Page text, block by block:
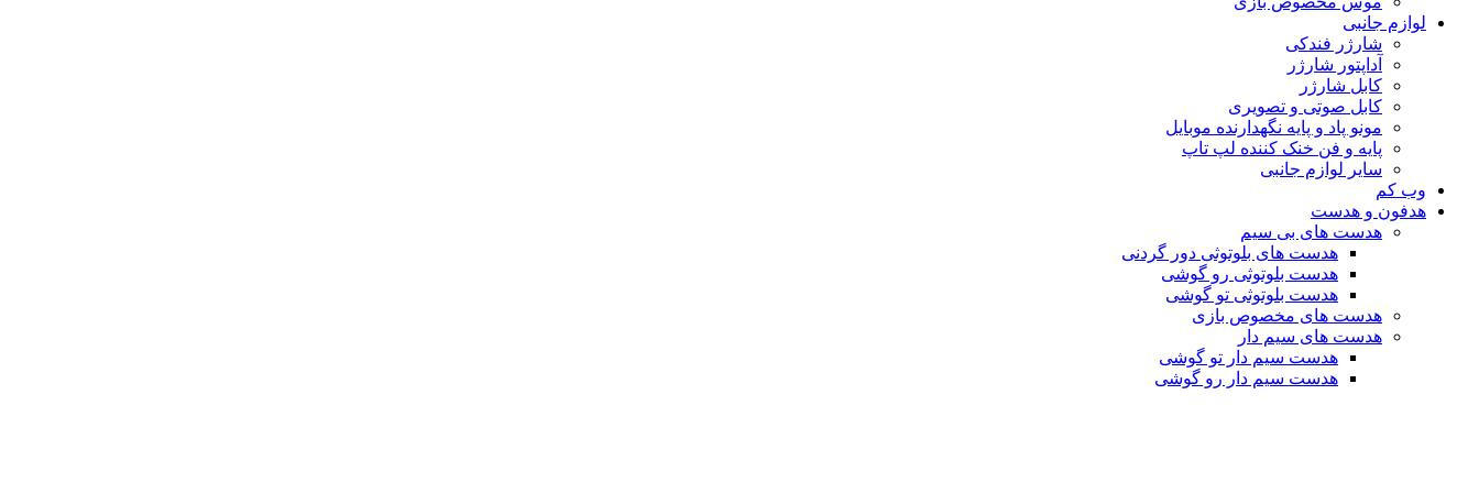
لوازم جانبی
شارژر فندکی
آداپتور شارژر
کابل شارژر
کابل صوتی و تصویری
مونو پاد و پایه نگهدارنده موبایل
پایه و فن خنک کننده لپ تاپ
سایر لوازم جانبی
وب کم
هدفون و هدست
هدست های بی سیم
هدست های بلوتوثی دور گردنی
هدست بلوتوثی رو گوشی
هدست بلوتوثی تو گوشی
هدست های مخصوص بازی
هدست های سیم دار
هدست سیم دار تو گوشی
هدست سیم دار رو گوشی